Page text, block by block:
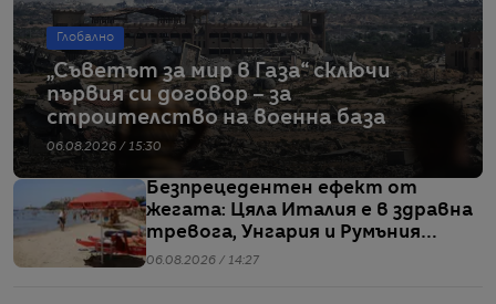
Глобално
„Съветът за мир в Газа“ сключи
първия си договор – за
строителство на военна база
06.08.2026 / 15:30
Безпрецедентен ефект от
жегата: Цяла Италия е в здравна
тревога, Унгария и Румъния
пестят електричество
06.08.2026 / 14:27